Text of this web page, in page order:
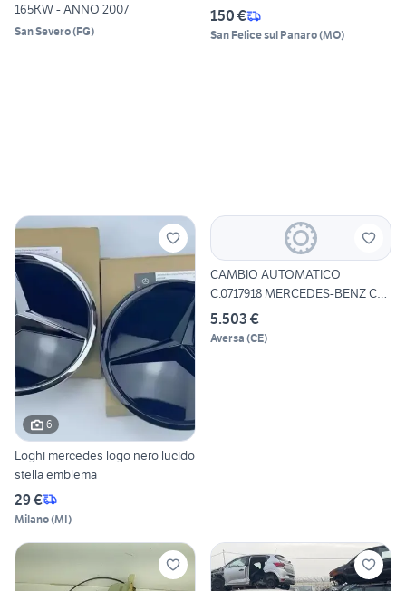
165KW - ANNO 2007
San Severo(FG)
150 €
San Felice sul Panaro(MO)
6
Loghi mercedes logo nero lucido
stella emblema
29 €
Milano(MI)
CAMBIO AUTOMATICO
C.0717918 MERCEDES-BENZ CLS
(C21
5.503 €
Aversa (CE)